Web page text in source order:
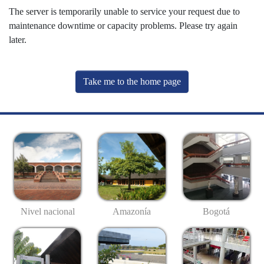
The server is temporarily unable to service your request due to
maintenance downtime or capacity problems. Please try again
later.
Take me to the home page
Nivel nacional Amazonía Bogotá